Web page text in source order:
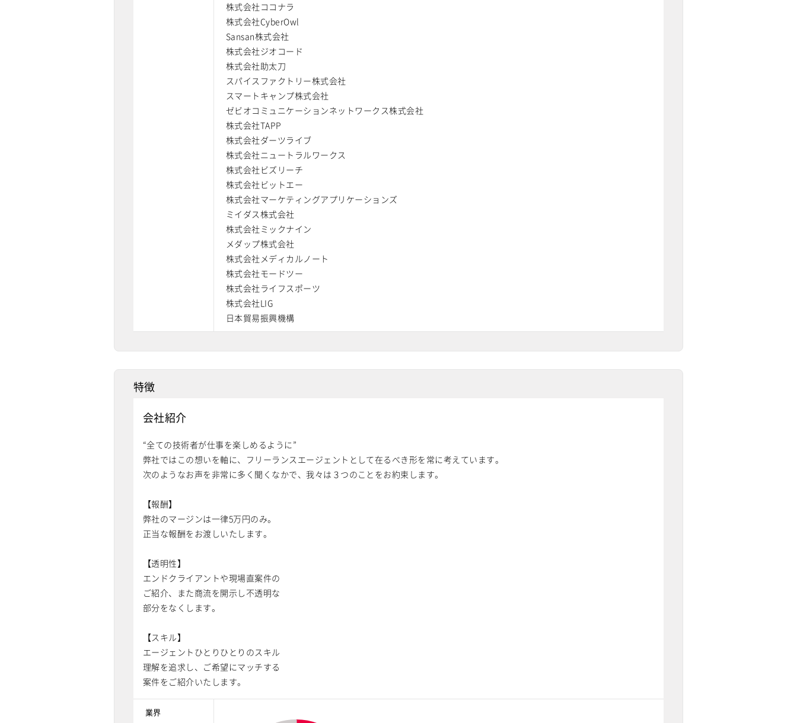
株式会社ココナラ
株式会社CyberOwl
Sansan株式会社
株式会社ジオコード
株式会社助太刀
スパイスファクトリー株式会社
スマートキャンプ株式会社
ゼビオコミュニケーションネットワークス株式会社
株式会社TAPP
株式会社ダーツライブ
株式会社ニュートラルワークス
株式会社ビズリーチ
株式会社ビットエー
株式会社マーケティングアプリケーションズ
ミイダス株式会社
株式会社ミックナイン
メダップ株式会社
株式会社メディカルノート
株式会社モードツー
株式会社ライフスポーツ
株式会社LIG
日本貿易振興機構
特徴
会社紹介
“全ての技術者が仕事を楽しめるように”
弊社ではこの想いを軸に、フリーランスエージェントとして在るべき形を常に考えています。
次のようなお声を非常に多く聞くなかで、我々は３つのことをお約束します。
【報酬】
弊社のマージンは一律5万円のみ。
正当な報酬をお渡しいたします。
【透明性】
エンドクライアントや現場直案件の
ご紹介、また商流を開示し不透明な
部分をなくします。
【スキル】
エージェントひとりひとりのスキル
理解を追求し、ご希望にマッチする
案件をご紹介いたします。
業界